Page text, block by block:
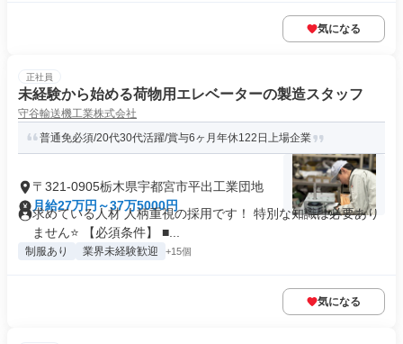
気になる
正社員
未経験から始める荷物用エレベーターの製造スタッフ
守谷輸送機工業株式会社
普通免必須/20代30代活躍/賞与6ヶ月年休122日上場企業
〒321-0905栃木県宇都宮市平出工業団地
月給27万円～37万5000円
求めている人材 人柄重視の採用です！ 特別な知識は必要あり
ません⭐ 【必須条件】 ■...
制服あり 業界未経験歓迎 +15個
気になる